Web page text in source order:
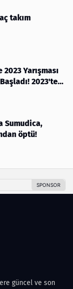
takım
Yarışması
2023'te
Sumudica,
öptü!
güncel ve son